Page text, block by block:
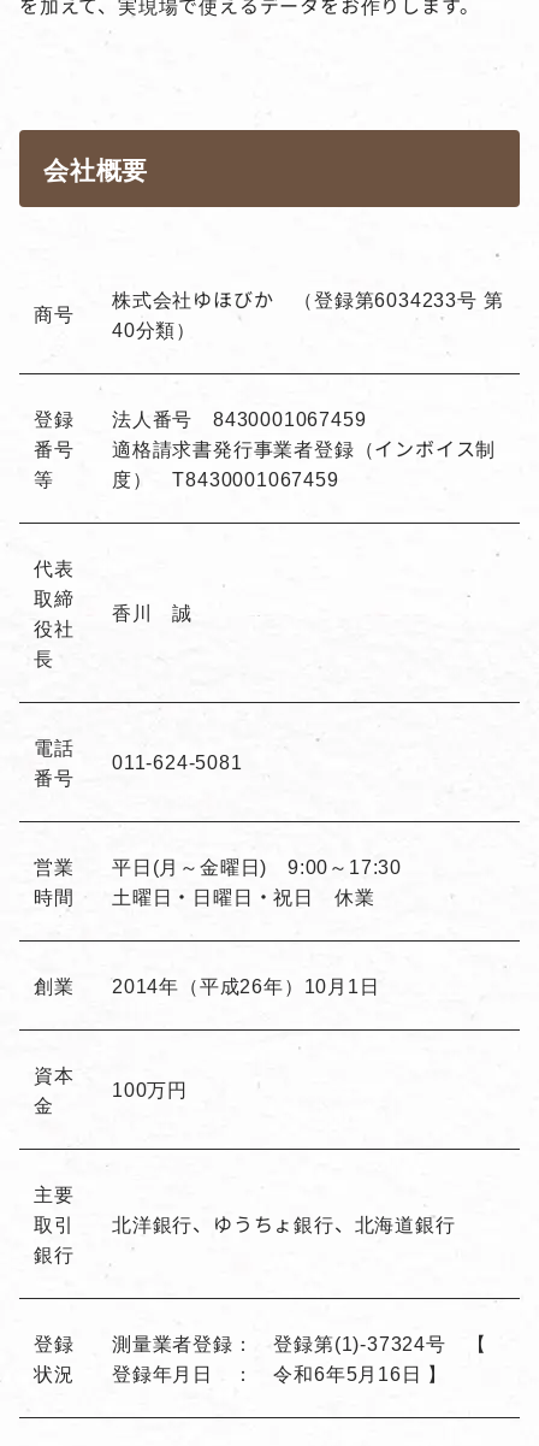
会社概要
商号
株式会社ゆほびか （登録第6034233号 第
40分類）
登録
番号
等
法人番号 8430001067459
適格請求書発行事業者登録（インボイス制
度） T8430001067459
代表
取締
役社
長
香川 誠
電話
番号
011-624-5081
営業
時間
平日(月～金曜日) 9:00～17:30
土曜日・日曜日・祝日 休業
創業 2014年（平成26年）10月1日
資本
金
100万円
主要
取引
銀行
北洋銀行、ゆうちょ銀行、北海道銀行
登録
状況
測量業者登録： 登録第(1)-37324号 【
登録年月日 ： 令和6年5月16日 】